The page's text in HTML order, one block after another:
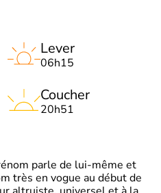
Lever
06h15
Coucher
20h51
parle de lui-même et
très en vogue au début de